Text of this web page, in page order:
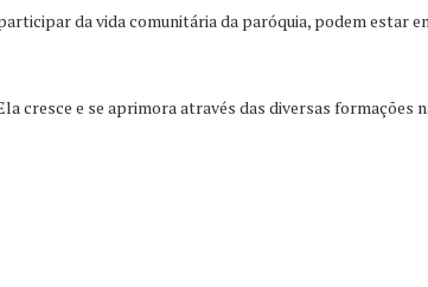
da vida comunitária da paróquia, podem estar
cresce e se aprimora através das diversas formações